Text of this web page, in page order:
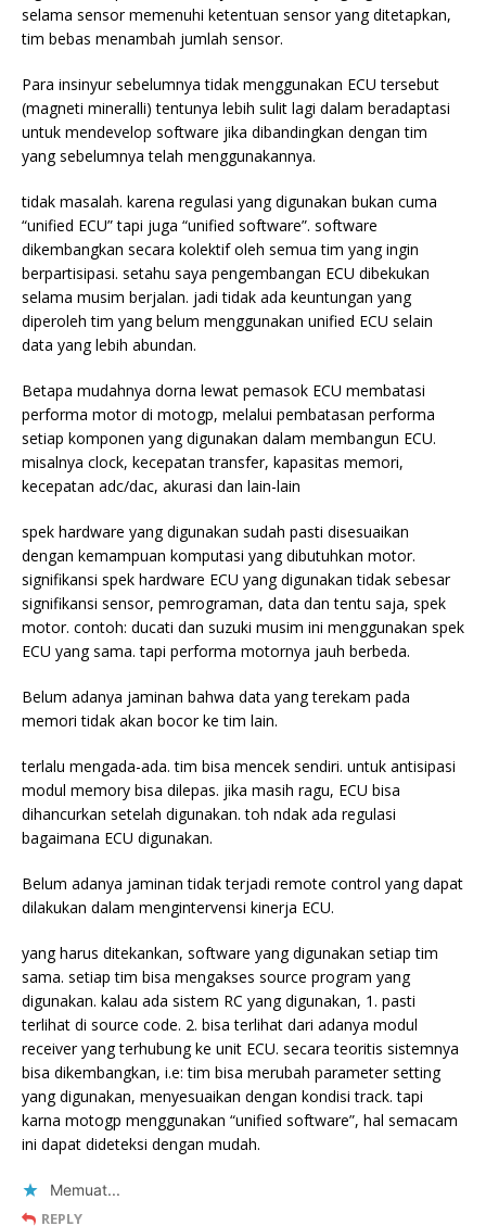
selama sensor memenuhi ketentuan sensor yang ditetapkan,
tim bebas menambah jumlah sensor.
Para insinyur sebelumnya tidak menggunakan ECU tersebut
(magneti mineralli) tentunya lebih sulit lagi dalam beradaptasi
untuk mendevelop software jika dibandingkan dengan tim
yang sebelumnya telah menggunakannya.
tidak masalah. karena regulasi yang digunakan bukan cuma
“unified ECU” tapi juga “unified software”. software
dikembangkan secara kolektif oleh semua tim yang ingin
berpartisipasi. setahu saya pengembangan ECU dibekukan
selama musim berjalan. jadi tidak ada keuntungan yang
diperoleh tim yang belum menggunakan unified ECU selain
data yang lebih abundan.
Betapa mudahnya dorna lewat pemasok ECU membatasi
performa motor di motogp, melalui pembatasan performa
setiap komponen yang digunakan dalam membangun ECU.
misalnya clock, kecepatan transfer, kapasitas memori,
kecepatan adc/dac, akurasi dan lain-lain
spek hardware yang digunakan sudah pasti disesuaikan
dengan kemampuan komputasi yang dibutuhkan motor.
signifikansi spek hardware ECU yang digunakan tidak sebesar
signifikansi sensor, pemrograman, data dan tentu saja, spek
motor. contoh: ducati dan suzuki musim ini menggunakan spek
ECU yang sama. tapi performa motornya jauh berbeda.
Belum adanya jaminan bahwa data yang terekam pada
memori tidak akan bocor ke tim lain.
terlalu mengada-ada. tim bisa mencek sendiri. untuk antisipasi
modul memory bisa dilepas. jika masih ragu, ECU bisa
dihancurkan setelah digunakan. toh ndak ada regulasi
bagaimana ECU digunakan.
Belum adanya jaminan tidak terjadi remote control yang dapat
dilakukan dalam mengintervensi kinerja ECU.
yang harus ditekankan, software yang digunakan setiap tim
sama. setiap tim bisa mengakses source program yang
digunakan. kalau ada sistem RC yang digunakan, 1. pasti
terlihat di source code. 2. bisa terlihat dari adanya modul
receiver yang terhubung ke unit ECU. secara teoritis sistemnya
bisa dikembangkan, i.e: tim bisa merubah parameter setting
yang digunakan, menyesuaikan dengan kondisi track. tapi
karna motogp menggunakan “unified software”, hal semacam
ini dapat dideteksi dengan mudah.
Memuat...
REPLY